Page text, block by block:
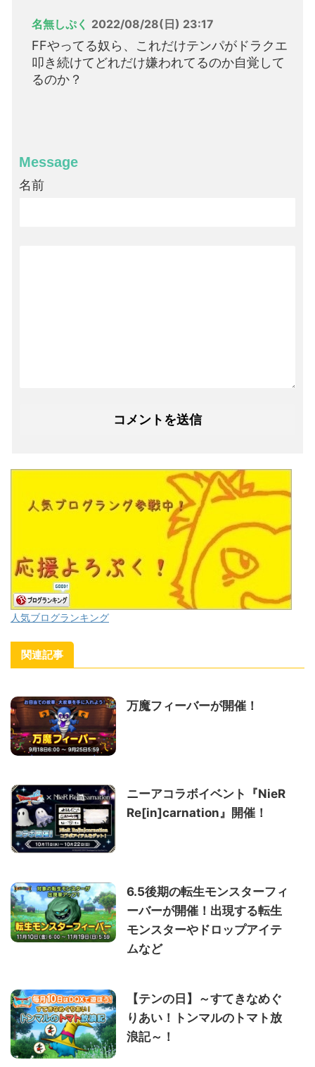
名無しぷく 2022/08/28(日) 23:17
FFやってる奴ら、これだけテンパがドラクエ
叩き続けてどれだけ嫌われてるのか自覚して
るのか？
Message
名前
人気ブログランキング
関連記事
万魔フィーバーが開催！
ニーアコラボイベント『NieR
Re[in]carnation』開催！
6.5後期の転生モンスターフィ
ーバーが開催！出現する転生
モンスターやドロップアイテ
ムなど
【テンの日】～すてきなめぐ
りあい！トンマルのトマト放
浪記～！